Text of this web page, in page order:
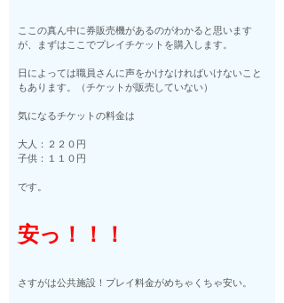
ここの真ん中に券販売機があるのがわかると思います
が、まずはここでプレイチケットを購入します。
日によっては職員さんに声をかけなければいけないこと
もあります。（チケットが販売していない）
気になるチケットの料金は
大人：２２０円
子供：１１０円
です。
安っ！！！
さすがは公共施設！プレイ料金がめちゃくちゃ安い。